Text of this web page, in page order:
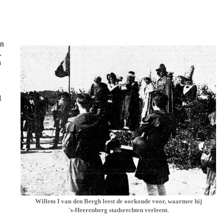
Willem I van den Bergh leest de oorkonde voor, waarmee hij
's-Heerenberg stadsrechten verleent.